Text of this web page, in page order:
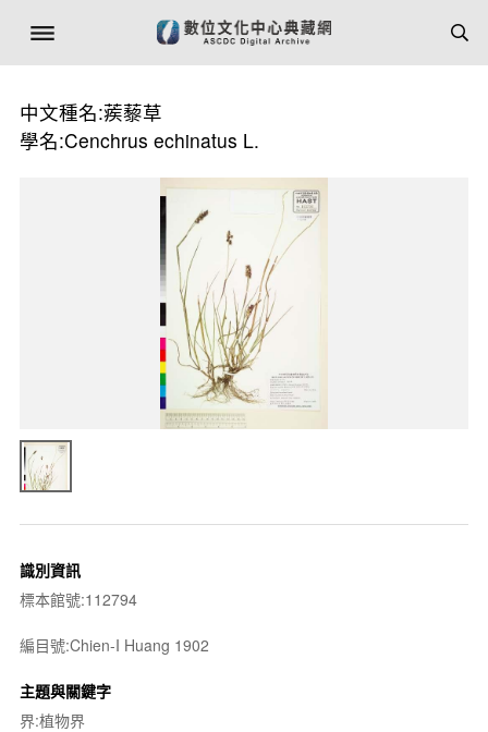
中文種名:蒺藜草
學名:Cenchrus echinatus L.
識別資訊
標本館號:112794
編目號:Chien-I Huang 1902
主題與關鍵字
界:植物界